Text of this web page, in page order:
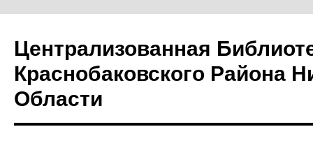
Централизованная
Краснобаковского Района
Области